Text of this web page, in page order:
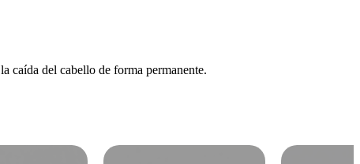
caída del cabello de forma permanente.